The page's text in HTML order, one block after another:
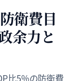
衛費目
余力と
比5%の防衛費